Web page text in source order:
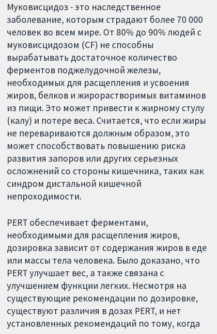
Муковисцидоз - это наследственное
заболевание, которым страдают более 70 000
человек во всем мире. От 80% до 90% людей с
муковисцидозом (CF) не способны
вырабатывать достаточное количество
ферментов поджелудочной железы,
необходимых для расщепления и усвоения
жиров, белков и жирорастворимых витаминов
из пищи. Это может привести к жирному стулу
(калу) и потере веса. Считается, что если жиры
не перевариваются должным образом, это
может способствовать повышению риска
развития запоров или других серьезных
осложнений со стороны кишечника, таких как
синдром дистальной кишечной
непроходимости.
PERT обеспечивает ферментами,
необходимыми для расщепления жиров,
дозировка зависит от содержания жиров в еде
или массы тела человека. Было доказано, что
PERT улучшает вес, а также связана с
улучшением функции легких. Несмотря на
существующие рекомендации по дозировке,
существуют различия в дозах PERT, и нет
установленных рекомендаций по тому, когда